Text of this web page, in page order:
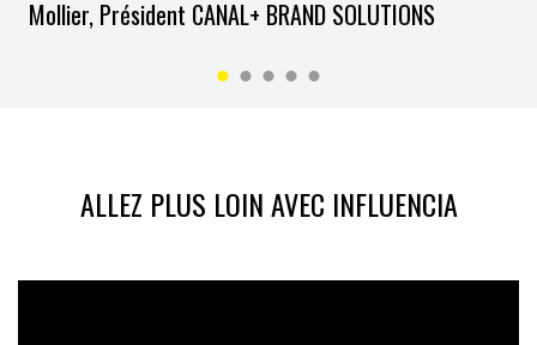
Mollier, Président CANAL+ BRAND SOLUTIONS
ALLEZ PLUS LOIN AVEC INFLUENCIA